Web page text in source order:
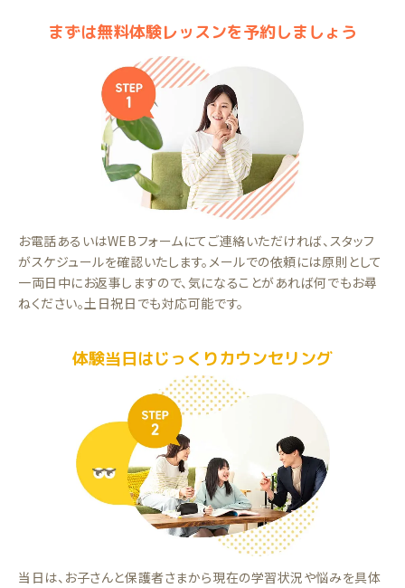
まずは無料体験レッスンを予約しましょう
お電話あるいはWEBフォームにてご連絡いただければ、スタッフ
がスケジュールを確認いたします。メールでの依頼には原則として
一両日中にお返事しますので、気になることがあれば何でもお尋
ねください。土日祝日でも対応可能です。
体験当日はじっくりカウンセリング
当日は、お子さんと保護者さまから現在の学習状況や悩みを具体